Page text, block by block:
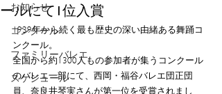
お知らせ
コンクール
ファミリーバレエ
スケジュール
ールにて1位入賞
1939年から続く最も歴史の深い由緒ある舞踊コ
ンクール。
全国から約1300人もの参加者が集うコンクール
のバレエ一部にて、西岡・福谷バレエ団正団
員、奈良井琴実さんが第一位を受賞されまし